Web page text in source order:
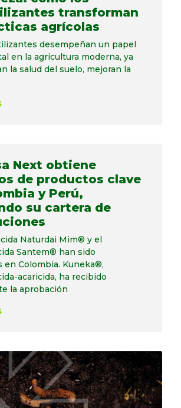
transforman
agrícolas
desempeñan un papel
en la agricultura moderna, ya
la salud del suelo, mejoran la
Next obtiene
de productos clave
y Perú,
su cartera de
Naturdai Mim® y el
Santem® han sido
en Colombia. Kuneka®,
acaricida, ha recibido
la aprobación